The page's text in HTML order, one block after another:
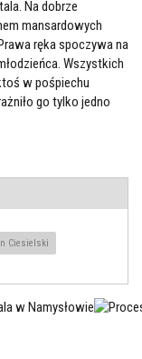
Na dobrze
mansardowych
ręka spoczywa na
Wszystkich
w pośpiechu
go tylko jedno
Ciesielski